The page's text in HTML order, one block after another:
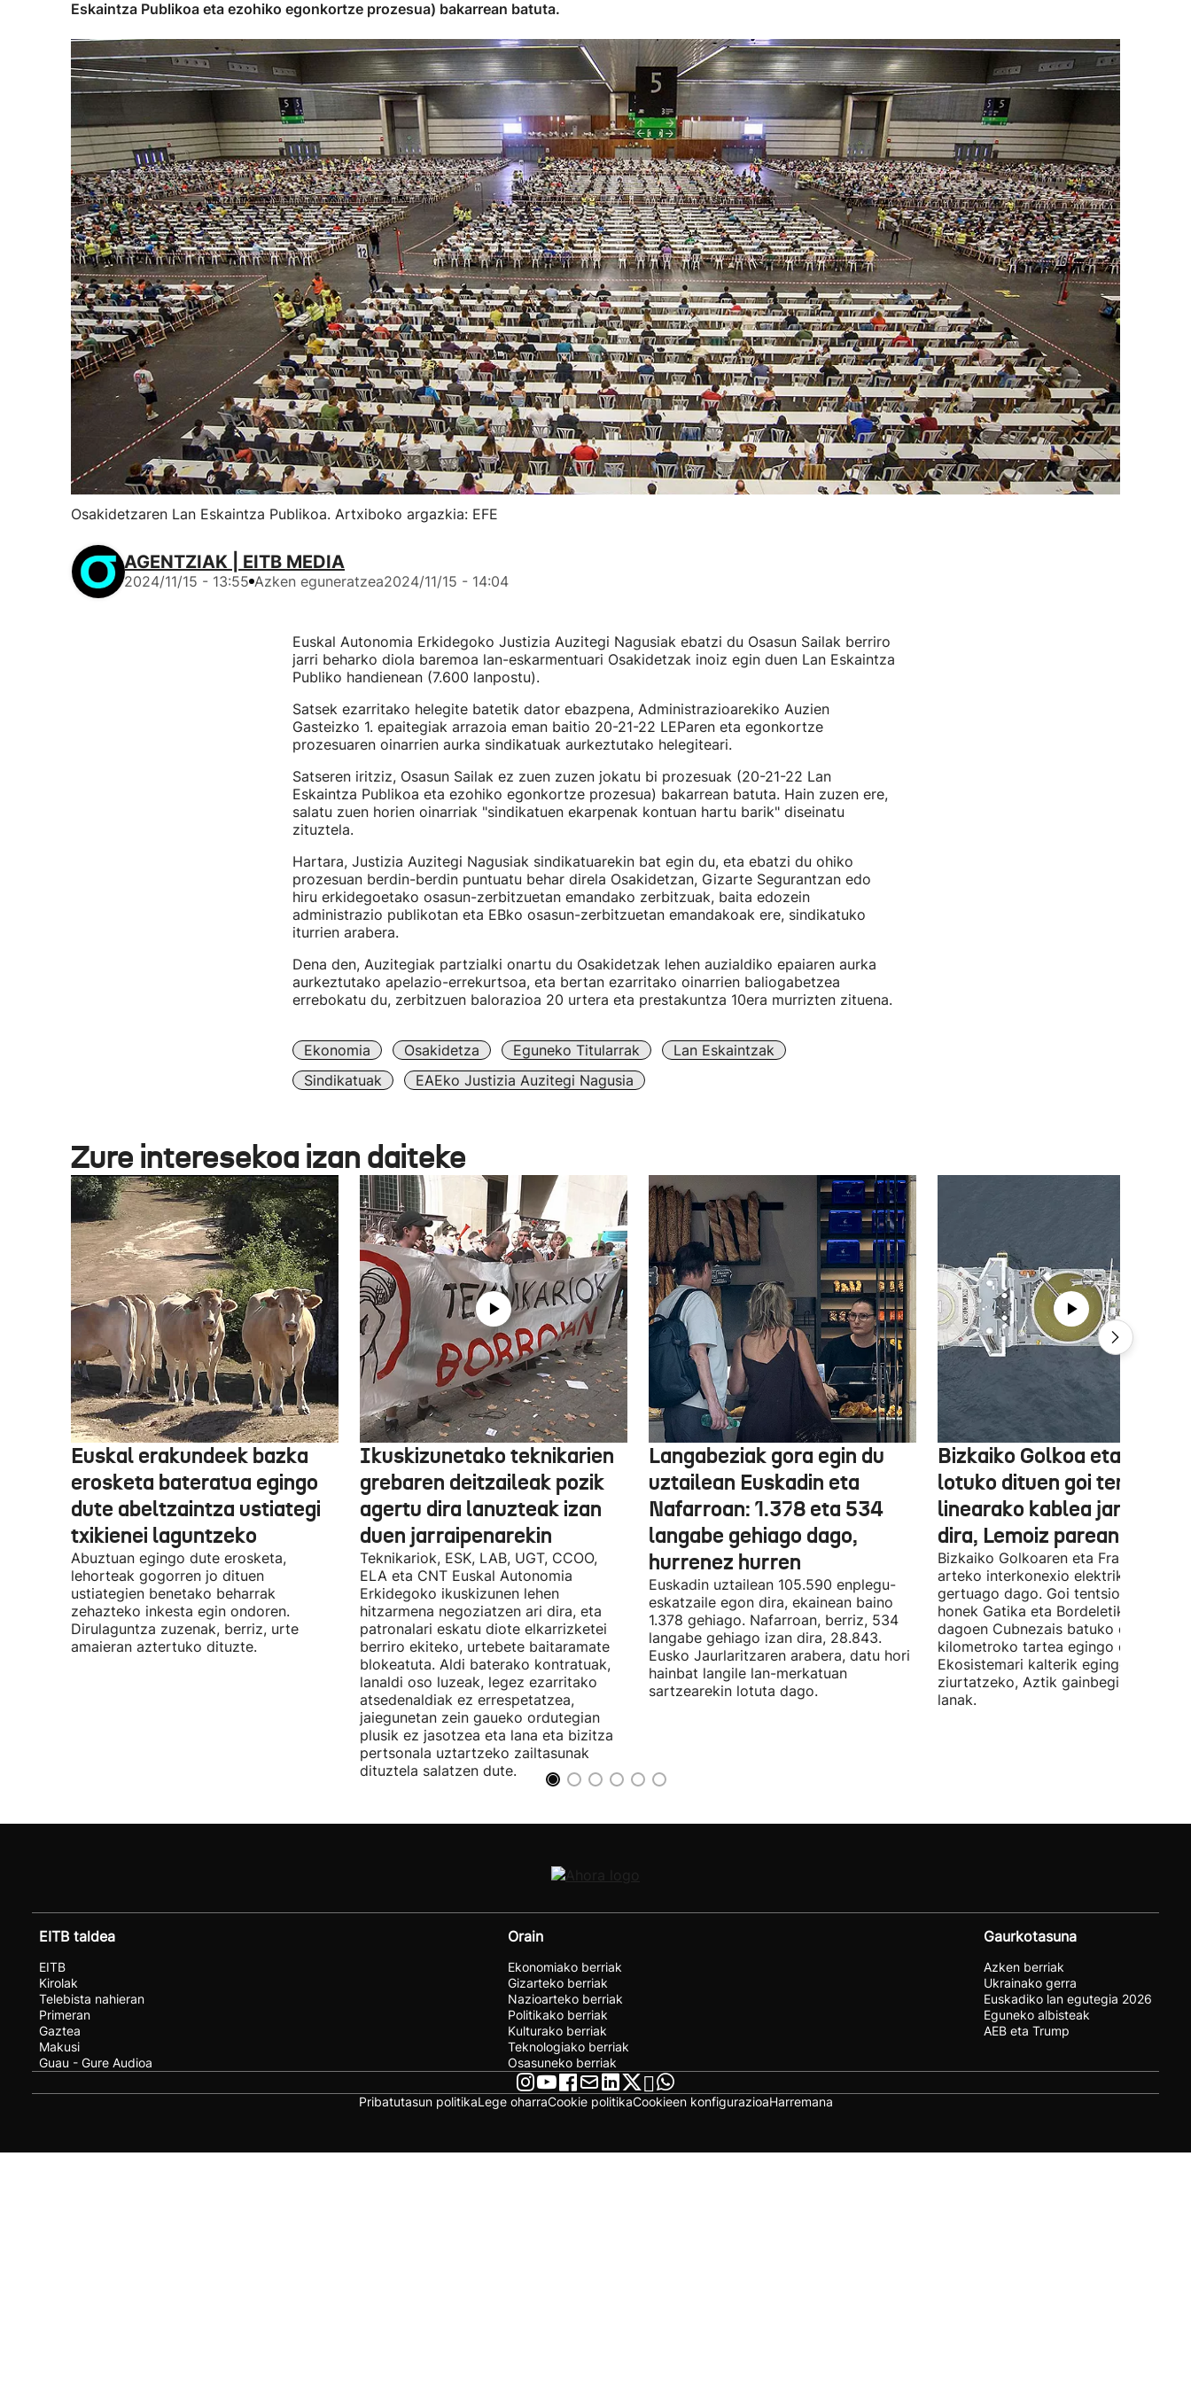
Eskaintza Publikoa eta ezohiko egonkortze prozesua) bakarrean batuta.
Osakidetzaren Lan Eskaintza Publikoa. Artxiboko argazkia: EFE
AGENTZIAK | EITB MEDIA
2024/11/15 - 13:55 Azken eguneratzea2024/11/15 - 14:04
Euskal Autonomia Erkidegoko Justizia Auzitegi Nagusiak ebatzi du Osasun Sailak berriro
jarri beharko diola baremoa lan-eskarmentuari Osakidetzak inoiz egin duen Lan Eskaintza
Publiko handienean (7.600 lanpostu).
Satsek ezarritako helegite batetik dator ebazpena, Administrazioarekiko Auzien
Gasteizko 1. epaitegiak arrazoia eman baitio 20-21-22 LEParen eta egonkortze
prozesuaren oinarrien aurka sindikatuak aurkeztutako helegiteari.
Satseren iritziz, Osasun Sailak ez zuen zuzen jokatu bi prozesuak (20-21-22 Lan
Eskaintza Publikoa eta ezohiko egonkortze prozesua) bakarrean batuta. Hain zuzen ere,
salatu zuen horien oinarriak "sindikatuen ekarpenak kontuan hartu barik" diseinatu
zituztela.
Hartara, Justizia Auzitegi Nagusiak sindikatuarekin bat egin du, eta ebatzi du ohiko
prozesuan berdin-berdin puntuatu behar direla Osakidetzan, Gizarte Segurantzan edo
hiru erkidegoetako osasun-zerbitzuetan emandako zerbitzuak, baita edozein
administrazio publikotan eta EBko osasun-zerbitzuetan emandakoak ere, sindikatuko
iturrien arabera.
Dena den, Auzitegiak partzialki onartu du Osakidetzak lehen auzialdiko epaiaren aurka
aurkeztutako apelazio-errekurtsoa, eta bertan ezarritako oinarrien baliogabetzea
errebokatu du, zerbitzuen balorazioa 20 urtera eta prestakuntza 10era murrizten zituena.
Ekonomia Osakidetza Eguneko Titularrak
Lan Eskaintzak
Sindikatuak
EAEko Justizia Auzitegi Nagusia
Zure interesekoa izan daiteke
Euskal erakundeek bazka
erosketa bateratua egingo
dute abeltzaintza ustiategi
txikienei laguntzeko
Abuztuan egingo dute erosketa,
lehorteak gogorren jo dituen
ustiategien benetako beharrak
zehazteko inkesta egin ondoren.
Dirulaguntza zuzenak, berriz, urte
amaieran aztertuko dituzte.
Ikuskizunetako teknikarien
grebaren deitzaileak pozik
agertu dira lanuzteak izan
duen jarraipenarekin
Teknikariok, ESK, LAB, UGT, CCOO,
ELA eta CNT Euskal Autonomia
Erkidegoko ikuskizunen lehen
hitzarmena negoziatzen ari dira, eta
patronalari eskatu diote elkarrizketei
berriro ekiteko, urtebete baitaramate
blokeatuta. Aldi baterako kontratuak,
lanaldi oso luzeak, legez ezarritako
atsedenaldiak ez errespetatzea,
jaiegunetan zein gaueko ordutegian
plusik ez jasotzea eta lana eta bizitza
pertsonala uztartzeko zailtasunak
dituztela salatzen dute.
Langabeziak gora egin du
uztailean Euskadin eta
Nafarroan: 1.378 eta 534
langabe gehiago dago,
hurrenez hurren
Euskadin uztailean 105.590 enplegu-
eskatzaile egon dira, ekainean baino
1.378 gehiago. Nafarroan, berriz, 534
langabe gehiago izan dira, 28.843.
Eusko Jaurlaritzaren arabera, datu hori
hainbat langile lan-merkatuan
sartzearekin lotuta dago.
Bizkaiko Golkoa eta
lotuko dituen goi tentsioko
linearako kablea jartzen
dira, Lemoiz parean
Bizkaiko Golkoaren eta Frantziaren
arteko interkonexio elektrikoa
gertuago dago. Goi tentsioko linea
honek Gatika eta Bordeletik gertu
dagoen Cubnezais batuko ditu eta
kilometroko tartea egingo du ur
Ekosistemari kalterik egingo ez
ziurtatzeko, Aztik gainbegiratuko
lanak.
EITB taldea
EITB
Kirolak
Telebista nahieran
Primeran
Gaztea
Makusi
Guau - Gure Audioa
Orain
Ekonomiako berriak
Gizarteko berriak
Nazioarteko berriak
Politikako berriak
Kulturako berriak
Teknologiako berriak
Osasuneko berriak
Gaurkotasuna
Azken berriak
Ukrainako gerra
Euskadiko lan egutegia 2026
Eguneko albisteak
AEB eta Trump
Pribatutasun politikaLege oharraCookie politikaCookieen konfigurazioaHarremana